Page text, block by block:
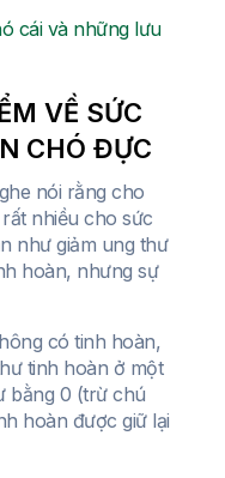
cái và những lưu
VỀ SỨC
CHÓ ĐỰC
nói rằng cho
nhiều cho sức
như giảm ung thư
hoàn, nhưng sự
có tinh hoàn,
tinh hoàn ở một
bằng 0 (trừ chú
hoàn được giữ lại